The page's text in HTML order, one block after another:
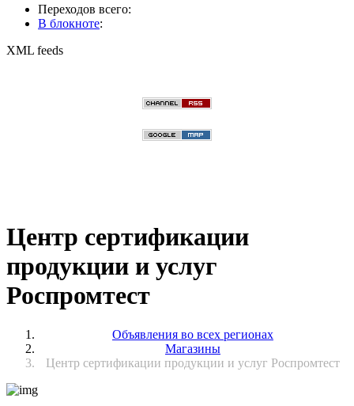
Переходов всего:
В блокноте:
XML feeds
Центр сертификации
продукции и услуг
Роспромтест
Объявления во всех регионах
Магазины
Центр сертификации продукции и услуг Роспромтест